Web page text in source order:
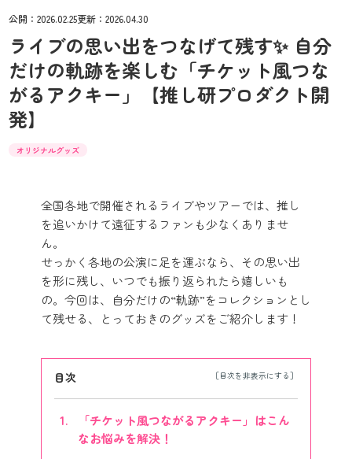
公開：2026.02.25更新：2026.04.30
ライブの思い出をつなげて残す✨ 自分
だけの軌跡を楽しむ「チケット風つな
がるアクキー」【推し研プロダクト開
発】
オリジナルグッズ
全国各地で開催されるライブやツアーでは、推し
を追いかけて遠征するファンも少なくありませ
ん。
せっかく各地の公演に足を運ぶなら、その思い出
を形に残し、いつでも振り返られたら嬉しいも
の。今回は、自分だけの“軌跡”をコレクションとし
て残せる、とっておきのグッズをご紹介します！
目次
「チケット風つながるアクキー」はこん
なお悩みを解決！